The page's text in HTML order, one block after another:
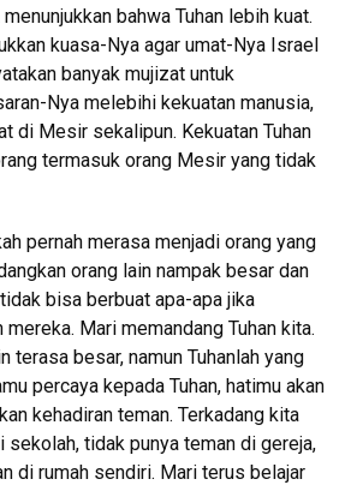
bahwa Tuhan lebih kuat.
kuasa-Nya agar umat-Nya Israel
banyak mujizat untuk
Nya melebihi kekuatan manusia,
di Mesir sekalipun. Kekuatan Tuhan
termasuk orang Mesir yang tidak
pernah merasa menjadi orang yang
orang lain nampak besar dan
bisa berbuat apa-apa jika
Mari memandang Tuhan kita.
terasa besar, namun Tuhanlah yang
percaya kepada Tuhan, hatimu akan
kehadiran teman. Terkadang kita
sekolah, tidak punya teman di gereja,
di rumah sendiri. Mari terus belajar